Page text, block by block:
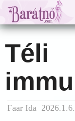
Téli
Faar Ida